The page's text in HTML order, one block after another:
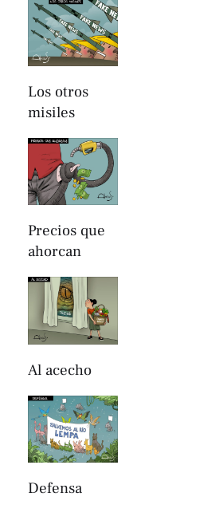
Los otros
misiles
Precios que
ahorcan
Al acecho
Defensa